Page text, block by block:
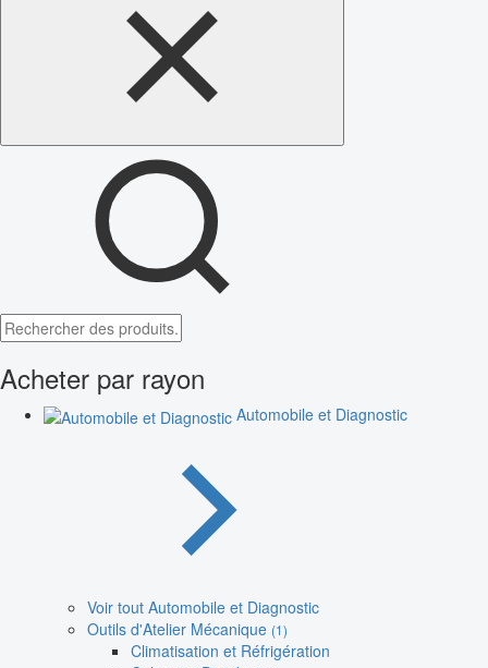
Acheter par rayon
Automobile et Diagnostic
Voir tout Automobile et Diagnostic
Outils d'Atelier Mécanique (1)
Climatisation et Réfrigération